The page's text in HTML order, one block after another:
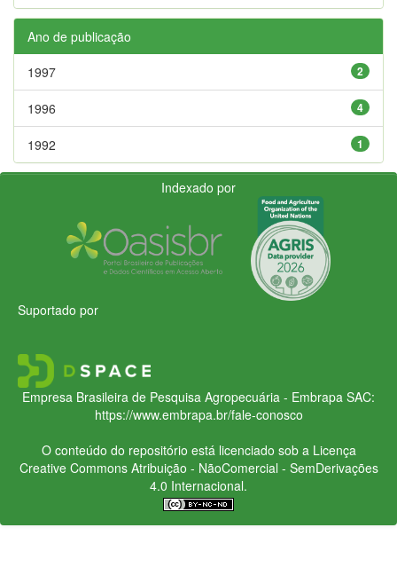
Ano de publicação
2
1997
4
1996
1
1992
Indexado por
Suportado por
Empresa Brasileira de Pesquisa Agropecuária - Embrapa SAC:
https://www.embrapa.br/fale-conosco
O conteúdo do repositório está licenciado sob a Licença
Creative CommonsAtribuição - NãoComercial - SemDerivações
4.0 Internacional.